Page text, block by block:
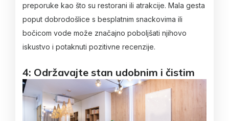
preporuke kao što su restorani ili atrakcije. Mala gesta
poput dobrodošlice s besplatnim snackovima ili
bočicom vode može značajno poboljšati njihovo
iskustvo i potaknuti pozitivne recenzije.
4: Održavajte stan udobnim i čistim